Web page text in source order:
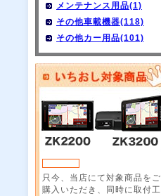
メンテナンス用品(1)
その他車載機器(118)
その他カー用品(101)
只今、当店にて対象商品をご
購入いただき、同時に取付工